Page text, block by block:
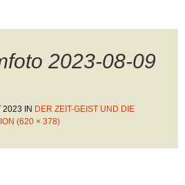
2023-08-09
2023 IN DER ZEIT-GEIST UND DIE
(620 × 378)